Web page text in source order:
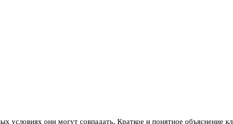
условиях они могут совпадать. Краткое и понятное объяснение